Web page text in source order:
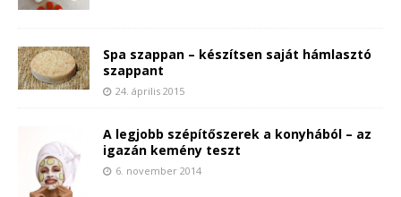
Spa szappan – készítsen saját hámlasztó
szappant
24. április 2015
A legjobb szépítőszerek a konyhából – az
igazán kemény teszt
6. november 2014